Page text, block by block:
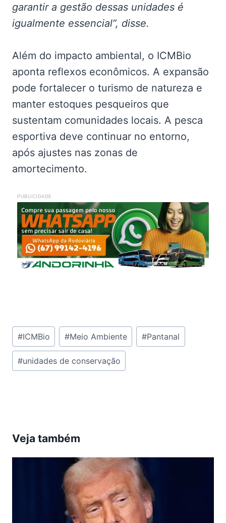
garantir a gestão dessas unidades é
igualmente essencial”, disse.
Além do impacto ambiental, o ICMBio
aponta reflexos econômicos. A expansão
pode fortalecer o turismo de natureza e
manter estoques pesqueiros que
sustentam comunidades locais. A pesca
esportiva deve continuar no entorno,
após ajustes nas zonas de
amortecimento.
PUBLICIDADE
Tags
do
Post:
#ICMBio #Meio Ambiente #Pantanal
#unidades de conservação
Veja também